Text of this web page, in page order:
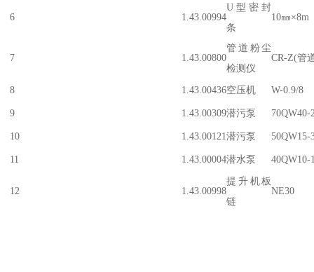
6 1.43.00994
U型密封
条
10㎜×8m
7 1.43.00800
管道粉尘
检测仪
CR-Z(管
8 1.43.00436空压机 W-0.9/8
9 1.43.00309潜污泵 70QW40-
10 1.43.00121潜污泵 50QW15-
11 1.43.00004潜水泵 40QW10-
12 1.43.00998
提升机板
链
NE30